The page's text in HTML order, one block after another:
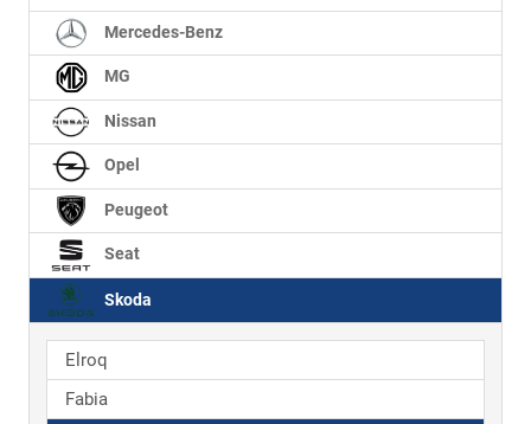
Mercedes-Benz
MG
Nissan
Opel
Peugeot
Seat
Skoda
Elroq
Fabia